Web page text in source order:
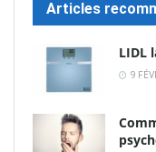
Articles
LIDL
9